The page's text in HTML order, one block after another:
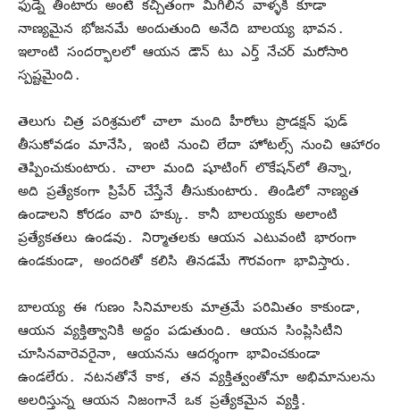
ఫుడ్నే తింటారు అంటే కచ్చితంగా మిగిలిన వాళ్ళకి కూడా
నాణ్యమైన భోజనమే అందుతుంది అనేది బాలయ్య భావన.
ఇలాంటి సందర్భాలలో ఆయన డౌన్ టు ఎర్త్ నేచర్‌ మరోసారి
స్పష్టమైంది.
తెలుగు చిత్ర పరిశ్రమలో చాలా మంది హీరోలు ప్రొడక్షన్ ఫుడ్
తీసుకోవడం మానేసి, ఇంటి నుంచి లేదా హోటల్స్‌ నుంచి ఆహారం
తెప్పించుకుంటారు. చాలా మంది షూటింగ్ లొకేషన్‌లో తిన్నా,
అది ప్రత్యేకంగా ప్రిపేర్ చేస్తేనే తీసుకుంటారు. తిండిలో నాణ్యత
ఉండాలని కోరడం వారి హక్కు. కానీ బాలయ్యకు అలాంటి
ప్రత్యేకతలు ఉండవు. నిర్మాతలకు ఆయన ఎటువంటి భారంగా
ఉండకుండా, అందరితో కలిసి తినడమే గౌరవంగా భావిస్తారు.
బాలయ్య ఈ గుణం సినిమాలకు మాత్రమే పరిమితం కాకుండా,
ఆయన వ్యక్తిత్వానికి అద్దం పడుతుంది. ఆయన సింప్లిసిటీని
చూసినవారెవరైనా, ఆయనను ఆదర్శంగా భావించకుండా
ఉండలేరు. నటనతోనే కాక, తన వ్యక్తిత్వంతోనూ అభిమానులను
అలరిస్తున్న ఆయన నిజంగానే ఒక ప్రత్యేకమైన వ్యక్తి.